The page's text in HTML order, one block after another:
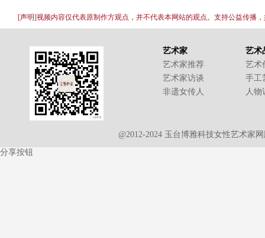
[声明]视频内容仅代表原制作方观点，并不代表本网站的观点。支持公益传播
艺术家
艺术家推荐
艺术家访谈
非遗女传人
艺术
艺术
手工
人物
@2012-2024 玉台博雅科技女性艺术家
分享按钮